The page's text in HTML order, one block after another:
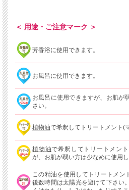
＜ 用途・ご注意マーク ＞
芳香浴に使用できます。
お風呂に使用できます。
お風呂に使用できますが、お肌が
さい。
植物油で希釈してトリートメント(
植物油で希釈してトリートメン
が、お肌が弱い方は少なめに使用し
この精油を使用してトリートメン
後数時間は太陽光を避けて下さい